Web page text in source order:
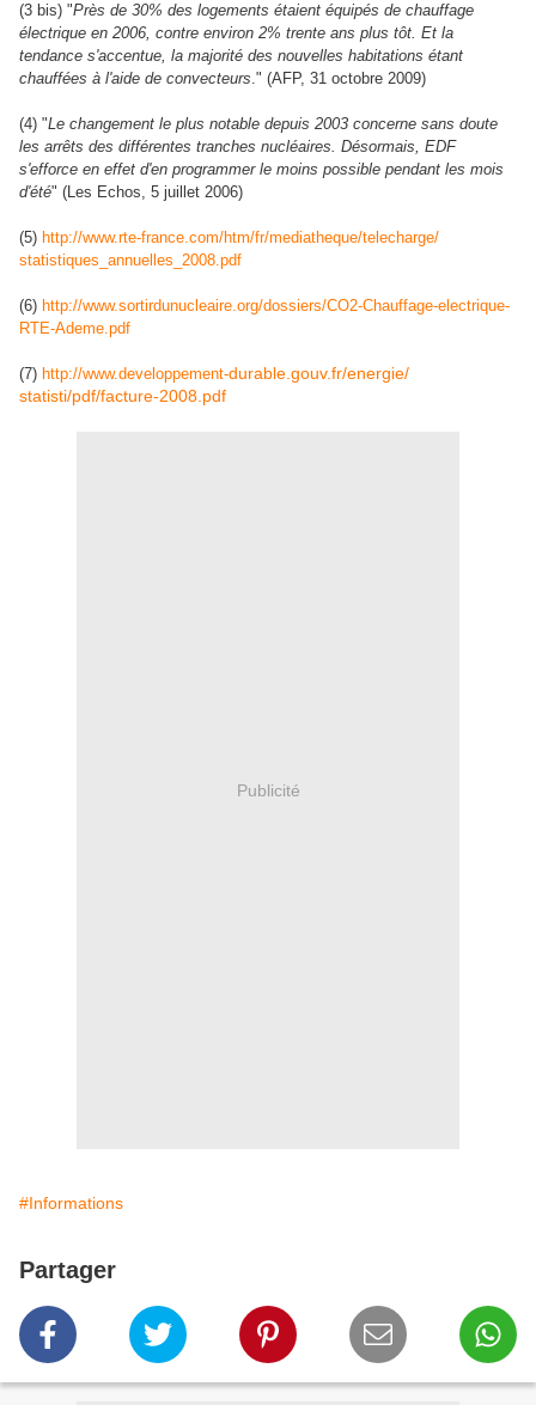
(3 bis) "Près de 30% des logements étaient équipés de chauffage
électrique en 2006, contre environ 2% trente ans plus tôt. Et la
tendance s'accentue, la majorité des nouvelles habitations étant
chauffées à l'aide de convecteurs." (AFP, 31 octobre 2009)
(4) "Le changement le plus notable depuis 2003 concerne sans doute
les arrêts des différentes tranches nucléaires. Désormais, EDF
s'efforce en effet d'en programmer le moins possible pendant les mois
d'été" (Les Echos, 5 juillet 2006)
(5) http://www.rte-france.com/htm/fr/mediatheque/telecharge/
statistiques_annuelles_2008.pdf
(6) http://www.sortirdunucleaire.org/dossiers/CO2-Chauffage-electrique-
RTE-Ademe.pdf
(7) http://www.developpement-durable.gouv.fr/energie/
statisti/pdf/facture-2008.pdf
Publicité
#Informations
Partager